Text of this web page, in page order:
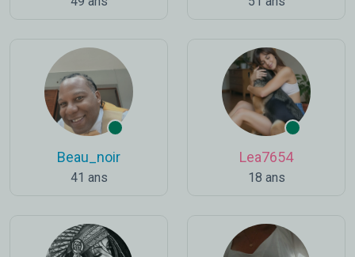
Beau_noir
41 ans
Lea7654
18 ans